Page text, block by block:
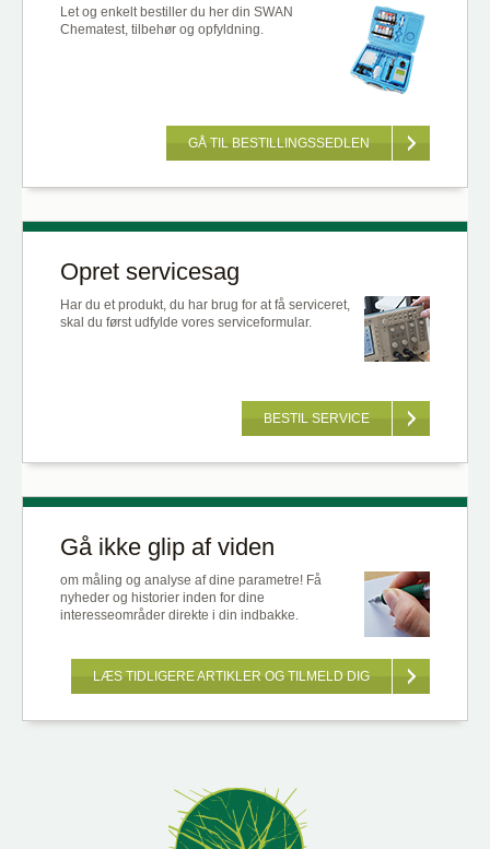
Let og enkelt bestiller du her din SWAN
Chematest, tilbehør og opfyldning.
GÅ TIL BESTILLINGSSEDLEN
Opret servicesag
Har du et produkt, du har brug for at få serviceret,
skal du først udfylde vores serviceformular.
BESTIL SERVICE
Gå ikke glip af viden
om måling og analyse af dine parametre! Få
nyheder og historier inden for dine
interesseområder direkte i din indbakke.
LÆS TIDLIGERE ARTIKLER OG TILMELD DIG